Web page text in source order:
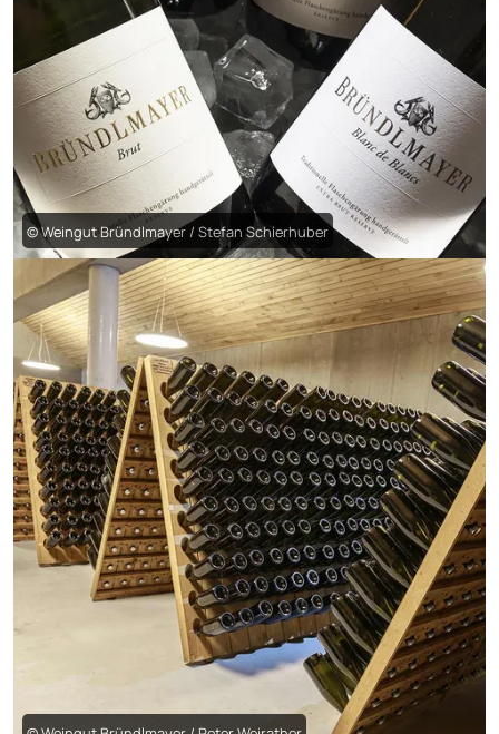
© Weingut Bründlmayer / Stefan Schierhuber